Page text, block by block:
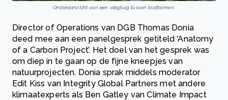
Onderaanzicht van een vliegtuig tussen loofbomen.
Director of Operations van DGB Thomas Donia
deed mee aan een panelgesprek getiteld ‘Anatomy
of a Carbon Project’. Het doel van het gesprek was
om diep in te gaan op de fijne kneepjes van
natuurprojecten. Donia sprak middels moderator
Edit Kiss van Integrity Global Partners met andere
klimaatexperts als Ben Gatley van Climate Impact